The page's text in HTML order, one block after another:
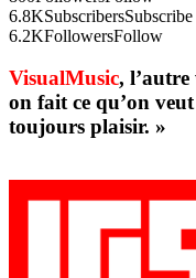
6.8KSubscribersSubscribe
6.2KFollowersFollow
VisualMusic,
on fait ce qu’on
toujours plaisir. »